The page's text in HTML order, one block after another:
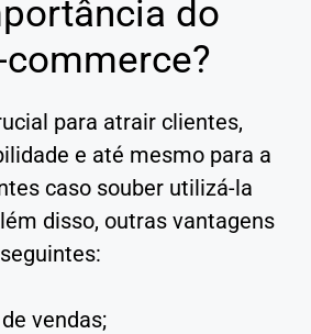
do
commerce?
para atrair clientes,
e até mesmo para a
caso souber utilizá-la
disso, outras vantagens
vendas;